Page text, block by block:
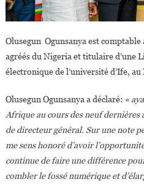
Olusegun Ogunsanya est
agréés du Nigeria et titulaire d’une
électronique de l’université d’Ife, au
Olusegun Ogunsanya a déclaré: «
Afrique au cours des neuf dernières
de directeur général. Sur une note
me sens honoré d’avoir
continue de faire une différence
combler le fossé numérique et